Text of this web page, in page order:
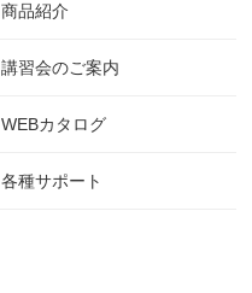
商品紹介
講習会のご案内
WEBカタログ
各種サポート